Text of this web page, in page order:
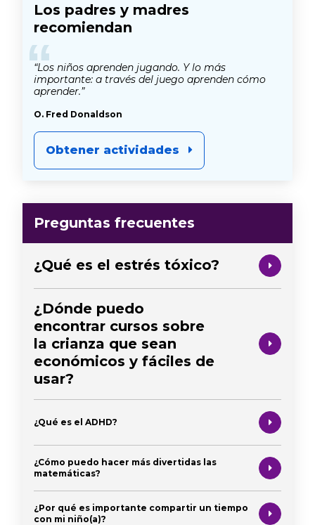
Los padres y madres
recomiendan
“
“Los niños aprenden jugando. Y lo más
importante: a través del juego aprenden cómo
aprender.”
O. Fred Donaldson
Obtener actividades
Preguntas frecuentes
¿Qué es el estrés tóxico?
¿Dónde puedo
encontrar cursos sobre
la crianza que sean
económicos y fáciles de
usar?
¿Qué es el ADHD?
¿Cómo puedo hacer más divertidas las
matemáticas?
¿Por qué es importante compartir un tiempo
con mi niño(a)?